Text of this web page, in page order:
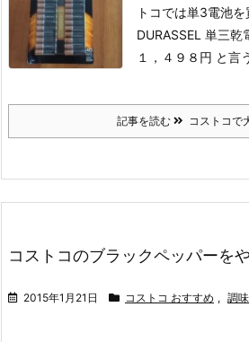
トコでは単3電池を
DURASSEL 単三乾
１，４９８円 と言
記事を読む コストコで
コストコのブラックペッパーを
2015年1月21日 コストコ おすすめ , 調